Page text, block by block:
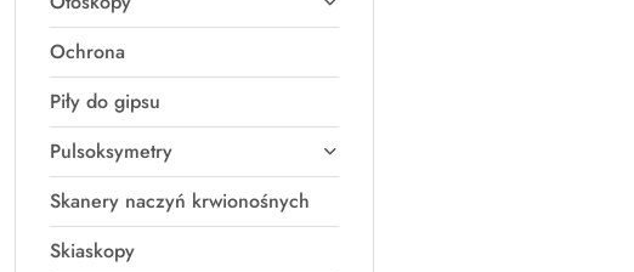
Ochrona
Piły do gipsu
Pulsoksymetry
Skanery naczyń krwionośnych
Skiaskopy